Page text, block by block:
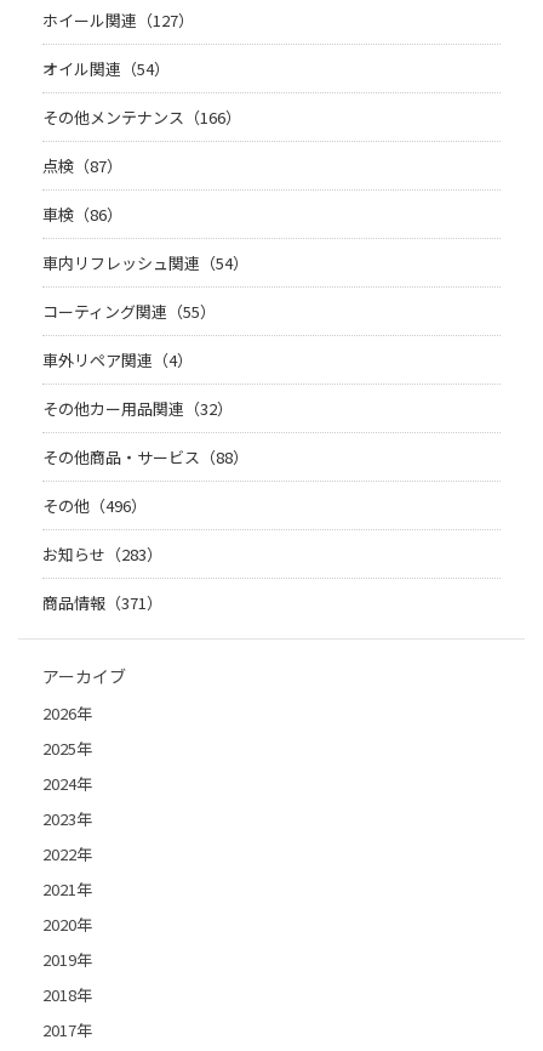
ホイール関連（127）
オイル関連（54）
その他メンテナンス（166）
点検（87）
車検（86）
車内リフレッシュ関連（54）
コーティング関連（55）
車外リペア関連（4）
その他カー用品関連（32）
その他商品・サービス（88）
その他（496）
お知らせ（283）
商品情報（371）
アーカイブ
2026年
2025年
2024年
2023年
2022年
2021年
2020年
2019年
2018年
2017年